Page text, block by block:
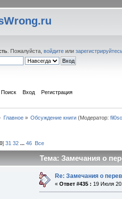
. Пожалуйста,войдите или
Поиск Вход Регистрация
Главное» Обсуждение книги (Модератор:
]31 32 ...46 Все
Тема: Замечания о
Re: Замечания о
«Ответ #435 : 19 Июля